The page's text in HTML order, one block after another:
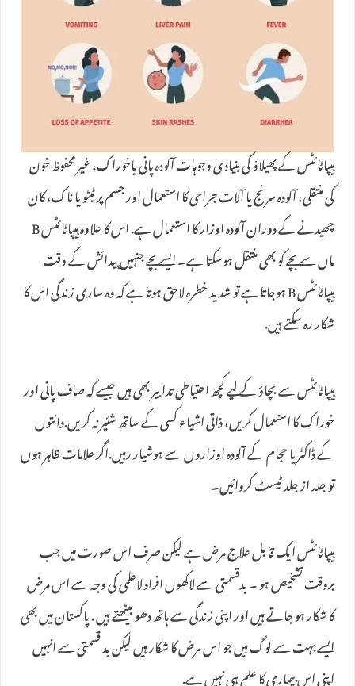
ہیپاٹائٹس کے پھیلاؤ کی بنیادی وجوہات آلودہ پانی یاخوراک، غیر محفوظ خون
کی منتقلی، آلودہ سرنج یا آلات جراحی کا استعمال اور جسم پر ٹیٹو یا ناک، کان
چھیدنے کے دوران آلودہ اوزار کا استعمال ہے. اس کا علاوه ہیپاٹائٹس B
ماں سے بچے کو بھی منتقل ہوسکتا ہے۔ ایسے بچے جنہیں پیدائش کے وقت
ہیپاٹائٹس B ہوجاتا ہے تو شدید خطرہ لاحق ہوتا ہے کہ وہ ساری زندگی اس کا
شکار رہ سکتے ہیں.
ہیپاٹائٹس سے بچاؤ کے لیے کچھ احتیاطی تدابیر بھی ہیں جیسے کہ صاف پانی اور
خوراک کا استعمال کریں، ذاتی اشیاء کسی کے ساتھ شئیر نہ کریں.دانتوں
کے ڈاکٹر یا حجام کے آلودہ اوزاروں سے ہوشیار رہیں.اگر علامات ظاہر ہوں
تو جلد از جلد ٹیسٹ کروائیں۔
ہیپاٹائٹس ایک قابل علاج مرض ہے لیکن صرف اس صورت میں جب
بروقت تشخیص ہو ۔ بدقسمتی سے لاکھوں افراد لاعلمی کی وجہ سے اس مرض
کا شکار ہو جاتے ہیں اور اپنی زندگی سے ہاتھ دھو بیٹھتے ہیں . پاکستان میں بھی
ایسے بہت سے لوگ ہیں جو اس مرض کا شکار ہیں لیکن بد قسمتی سے انہیں